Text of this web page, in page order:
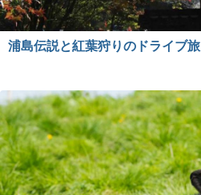
浦島伝説と紅葉狩りのドライブ旅